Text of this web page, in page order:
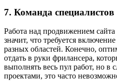
7. Команда специалистов
Работа над продвижением
значит, что требуется
разных областей. Конечно,
отдать в руки фрилансера,
выполнять весь пул работ, но в
проектами, это часто